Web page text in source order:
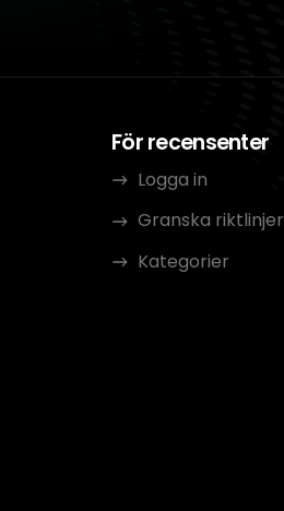
För recensenter
Logga in
Granska riktlinjer
Kategorier